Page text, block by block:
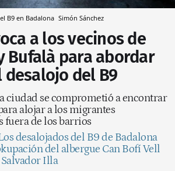
B9 en Badalona Simón Sánchez
a los vecinos de
Bufalà para abordar
del B9
ciudad se comprometió a encontrar
alojar a los migrantes
fuera de los barrios
desalojados del B9 de Badalona
del albergue Can Bofí Vell
Illa